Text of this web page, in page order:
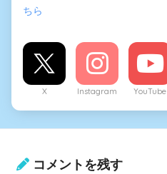
ちら
X Instagram YouTube
コメントを残す